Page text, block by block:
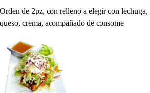
Orden de 2pz, con relleno a elegir con lechuga,
queso, crema, acompañado de consome